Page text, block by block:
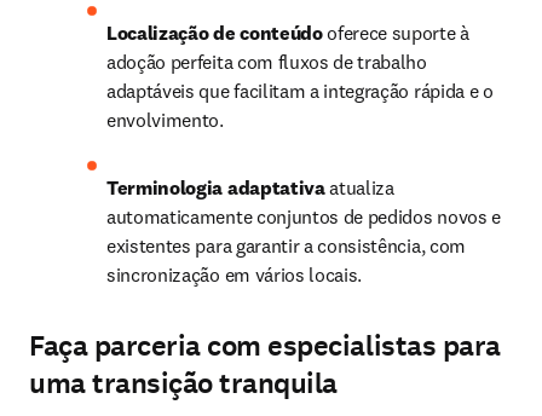
Localização de conteúdo oferece suporte à
adoção perfeita com fluxos de trabalho
adaptáveis que facilitam a integração rápida e o
envolvimento.
Terminologia adaptativa atualiza
automaticamente conjuntos de pedidos novos e
existentes para garantir a consistência, com
sincronização em vários locais.
Faça parceria com especialistas para
uma transição tranquila